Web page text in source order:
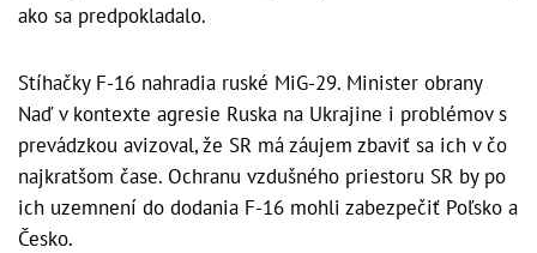
ako sa predpokladalo.
Stíhačky F-16 nahradia ruské MiG-29. Minister obrany
Naď v kontexte agresie Ruska na Ukrajine i problémov s
prevádzkou avizoval, že SR má záujem zbaviť sa ich v čo
najkratšom čase. Ochranu vzdušného priestoru SR by po
ich uzemnení do dodania F-16 mohli zabezpečiť Poľsko a
Česko.